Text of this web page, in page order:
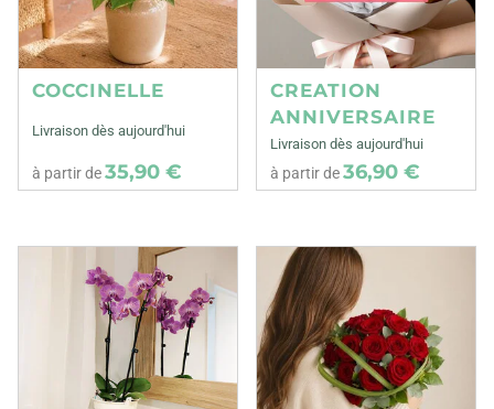
COCCINELLE
Livraison dès aujourd'hui
à partir de35,90 €
CREATION
ANNIVERSAIRE
Livraison dès aujourd'hui
à partir de36,90 €